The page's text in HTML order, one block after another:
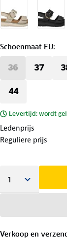
Schoenmaat EU:
36 37
44
Levertijd: wordt
Ledenprijs
Reguliere prijs
Verkoop en